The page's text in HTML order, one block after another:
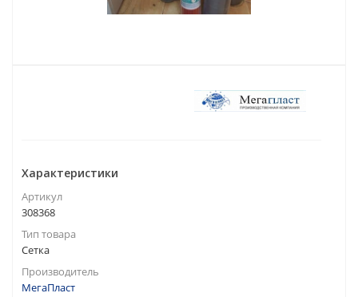
Характеристики
Артикул
308368
Тип товара
Сетка
Производитель
МегаПласт